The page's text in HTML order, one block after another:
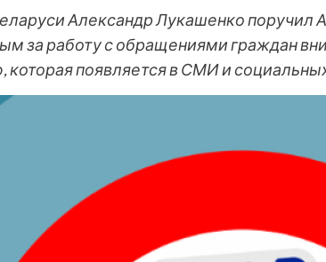
Александр Лукашенко поручил
за работу с обращениями граждан
появляется в СМИ и